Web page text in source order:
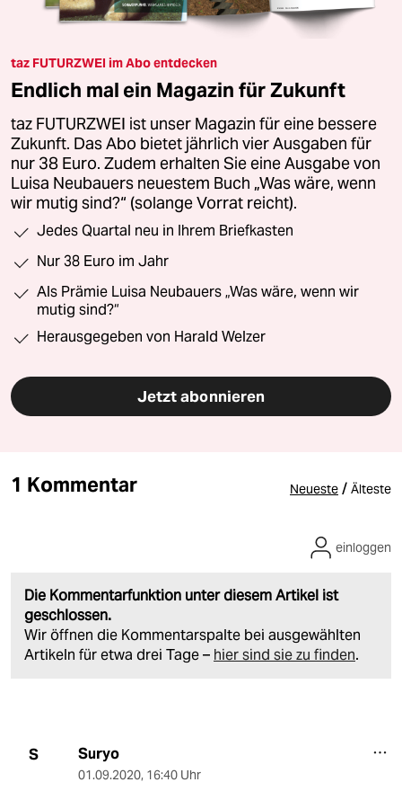
taz FUTURZWEI im Abo entdecken
Endlich mal ein Magazin für Zukunft
taz FUTURZWEI ist unser Magazin für eine bessere
Zukunft. Das Abo bietet jährlich vier Ausgaben für
nur 38 Euro. Zudem erhalten Sie eine Ausgabe von
Luisa Neubauers neuestem Buch „Was wäre, wenn
wir mutig sind?“ (solange Vorrat reicht).
Jedes Quartal neu in Ihrem Briefkasten
Nur 38 Euro im Jahr
Als Prämie Luisa Neubauers „Was wäre, wenn wir
mutig sind?“
Herausgegeben von Harald Welzer
Jetzt abonnieren
1 Kommentar Neueste / Älteste
Die Kommentarfunktion unter diesem Artikel ist
geschlossen.
Wir öffnen die Kommentarspalte bei ausgewählten
Artikeln für etwa drei Tage – hier sind sie zu finden.
einloggen
S Suryo
01.09.2020, 16:40 Uhr